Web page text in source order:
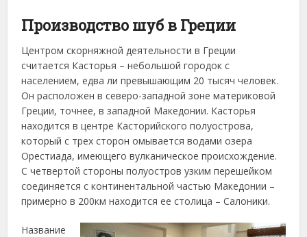
Производство шуб в Греции
Центром скорняжной деятельности в Греции
считается Касторья – небольшой городок с
населением, едва ли превышающим 20 тысяч человек.
Он расположен в северо-западной зоне материковой
Греции, точнее, в западной Македонии. Касторья
находится в центре Касторийского полуострова,
который с трех сторон омывается водами озера
Орестиада, имеющего вулканическое происхождение.
С четвертой стороны полуостров узким перешейком
соединяется с континентальной частью Македонии –
примерно в 200км находится ее столица – Салоники.
Название